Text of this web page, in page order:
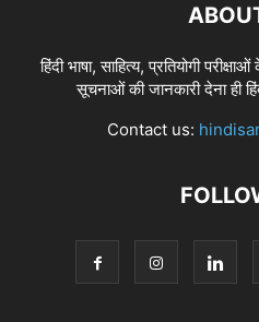
हिंदी भाषा, साहित्य, प्रतियोगी
सूचनाओं की जानकारी देना ही
Contact us: